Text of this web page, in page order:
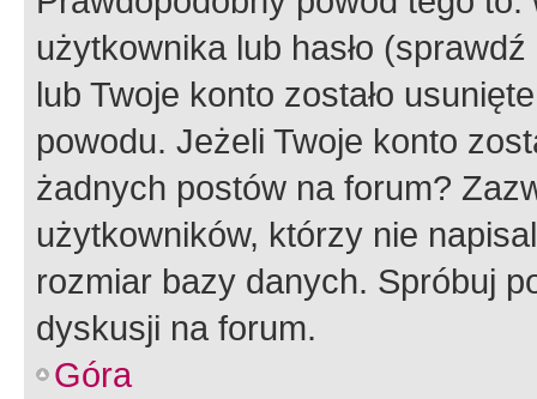
użytkownika lub hasło
lub Twoje konto zostało
powodu. Jeżeli Twoje konto
żadnych postów na forum?
użytkowników, którzy nie
rozmiar bazy danych. Spróbuj
dyskusji na forum.
Góra